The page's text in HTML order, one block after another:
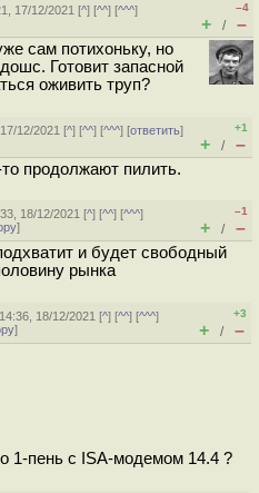
17/12/2021 [^] [^^] [^^^]
–4
+ / –
сам потихоньку, но
Готовит запасной
оживить труп?
12/2021 [^] [^^] [^^^] [ответить]
+1
+ / –
продолжают пилить.
18/12/2021 [^] [^^] [^^^]
]
–1
+ / –
и будет свободный
рынка
18/12/2021 [^] [^^] [^^^]
]
+3
+ / –
1-пень с ISA-модемом 14.4 ?